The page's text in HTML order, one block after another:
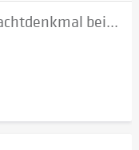
bei...